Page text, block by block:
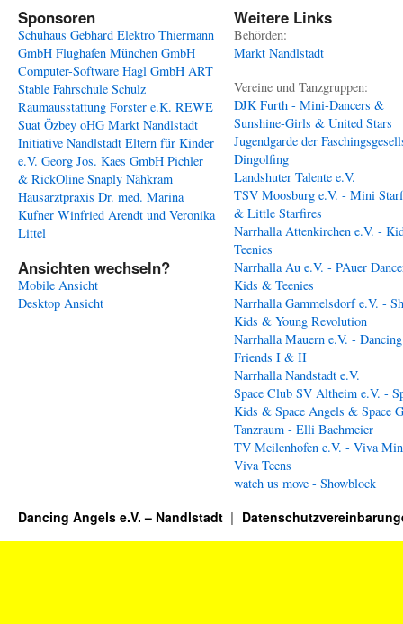
Sponsoren
Schuhaus Gebhard Elektro Thiermann
GmbH Flughafen München GmbH
Computer-Software Hagl GmbH ART
Stable Fahrschule Schulz
Raumausstattung Forster e.K. REWE
Suat Özbey oHG Markt Nandlstadt
Initiative Nandlstadt Eltern für Kinder
e.V. Georg Jos. Kaes GmbH Pichler
& RickOline Snaply Nähkram
Hausarztpraxis Dr. med. Marina
Kufner Winfried Arendt und Veronika
Littel
Ansichten wechseln?
Mobile Ansicht
Desktop Ansicht
Weitere Links
Behörden:
Markt Nandlstadt
Vereine und Tanzgruppen:
DJK Furth - Mini-Dancers &
Sunshine-Girls & United Stars
Jugendgarde der
Dingolfing
Landshuter Talente e.V.
TSV Moosburg e.V. - Mini
& Little Starfires
Narrhalla Attenkirchen e.V. -
Teenies
Narrhalla Au e.V. - PAuer
Kids & Teenies
Narrhalla Gammelsdorf e.V. -
Kids & Young Revolution
Narrhalla Mauern e.V. - Dancing
Friends I & II
Narrhalla Nandstadt e.V.
Space Club SV Altheim e.V. -
Kids & Space Angels & Space
Tanzraum - Elli Bachmeier
TV Meilenhofen e.V. - Viva
Viva Teens
watch us move - Showblock
Dancing Angels e.V. – Nandlstadt